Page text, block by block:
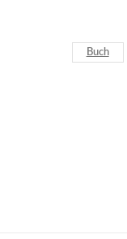
Buch